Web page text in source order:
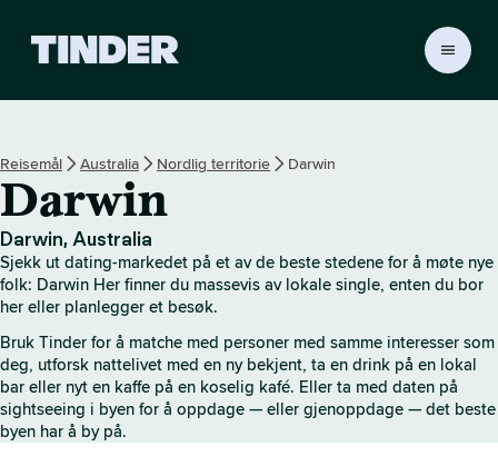
r
e
m
m
s
i
d
e
Reisemål Australia Nordlig territorie Darwin
Darwin
Darwin, Australia
Sjekk ut dating-markedet på et av de beste stedene for å møte nye
folk: Darwin Her finner du massevis av lokale single, enten du bor
her eller planlegger et besøk.
Bruk Tinder for å matche med personer med samme interesser som
deg, utforsk nattelivet med en ny bekjent, ta en drink på en lokal
bar eller nyt en kaffe på en koselig kafé. Eller ta med daten på
sightseeing i byen for å oppdage — eller gjenoppdage — det beste
byen har å by på.